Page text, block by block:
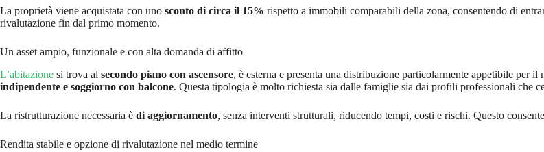
La proprietà viene acquistata con uno sconto di circa il 15% rispetto a immobili comparabili della zona, consentendo di
rivalutazione fin dal primo momento.
Un asset ampio, funzionale e con alta domanda di affitto
L’abitazione si trova al secondo piano con ascensore, è esterna e presenta una distribuzione particolarmente appetibile per il
indipendente e soggiorno con balcone. Questa tipologia è molto richiesta sia dalle famiglie sia dai profili professionali che
La ristrutturazione necessaria è di aggiornamento, senza interventi strutturali, riducendo tempi, costi e rischi. Questo
Rendita stabile e opzione di rivalutazione nel medio termine